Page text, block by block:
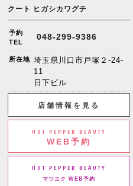
クート ヒガシカワグチ
予約
TEL
048-299-9386
所在地 埼玉県川口市戸塚２-24-
11
日下ビル
店舗情報を見る
HOT PEPPER BEAUTY
WEB予約
HOT PEPPER BEAUTY
マツエク WEB予約